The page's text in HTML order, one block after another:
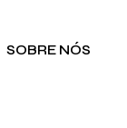
SOBRE NÓS